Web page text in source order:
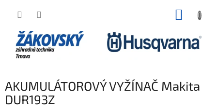
AKUMULÁTOROVÝ VYŽÍNAČ Makita
DUR193Z